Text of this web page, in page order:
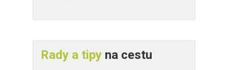
Rady a tipy na cestu